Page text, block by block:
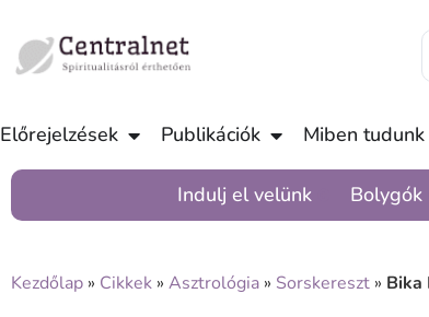
Előrejelzések Publikációk Miben
Indulj el velünk Bolygók
Kezdőlap » Cikkek » Asztrológia » Sorskereszt » Bika